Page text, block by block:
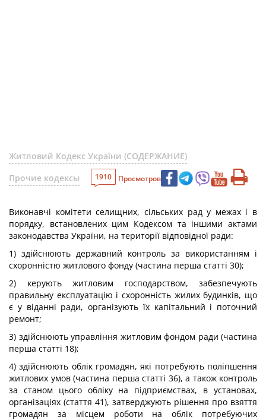
Житловий Кодекс України (СОДЕРЖАНИЕ)
Прочие кодексы
1910 Просмотров
Виконавчі комітети селищних, сільських рад у межах і в
порядку, встановлених цим Кодексом та іншими актами
законодавства України, на території відповідної ради:
1) здійснюють державний контроль за використанням і
схоронністю житлового фонду (частина перша статті 30);
2) керують житловим господарством, забезпечують
правильну експлуатацію і схоронність жилих будинків, що
є у віданні ради, організують їх капітальний і поточний
ремонт;
3) здійснюють управління житловим фондом ради (частина
перша статті 18);
4) здійснюють облік громадян, які потребують поліпшення
житлових умов (частина перша статті 36), а також контроль
за станом цього обліку на підприємствах, в установах,
організаціях (стаття 41), затверджують рішення про взяття
громадян за місцем роботи на облік потребуючих